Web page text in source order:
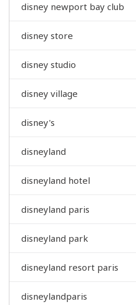
disney newport bay club
disney store
disney studio
disney village
disney's
disneyland
disneyland hotel
disneyland paris
disneyland park
disneyland resort paris
disneylandparis